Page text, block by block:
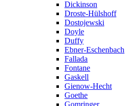
Dickinson
Droste-Hülshoff
Dostojewski
Doyle
Duffy
Ebner-Eschenbach
Fallada
Fontane
Gaskell
Gienow-Hecht
Goethe
Gomringer